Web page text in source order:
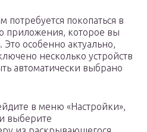
покопаться в
приложения, которое вы
Это особенно актуально,
несколько устройств
автоматически выбрано
в меню «Настройки»,
выберите